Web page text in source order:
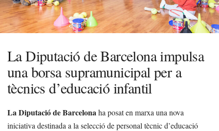
La Diputació de Barcelona impulsa
una borsa supramunicipal per a
tècnics d’educació infantil
La Diputació de Barcelonaha posat en marxa una nova
iniciativa destinada a la selecció de personal tècnic d’educació